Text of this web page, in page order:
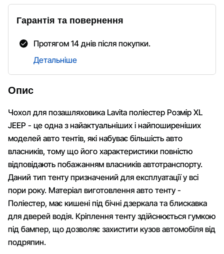
Опис
Чохол для позашляховика Lavita поліестер Розмір XL
JEEP - це одна з найактуальніших і найпоширеніших
моделей авто тентів, які набуває більшість авто
власників, тому що його характеристики повністю
відповідають побажанням власників автотранспорту.
Даний тип тенту призначений для експлуатації у всі
пори року. Матеріал виготовлення авто тенту -
Поліестер, має кишені під бічні дзеркала та блискавка
для дверей водія. Кріплення тенту здійснюється гумкою
під бампер, що дозволяє захистити кузов автомобіля від
подряпин.
Гарантія та повернення
Протягом 14 днів після покупки.
Детальніше